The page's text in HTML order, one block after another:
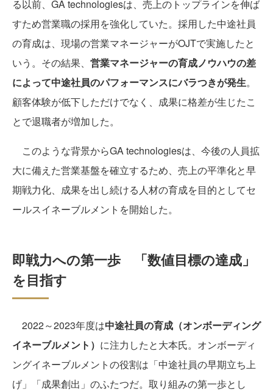
る以前、GA technologiesは、売上のトップラインを伸ば
すため営業職の採用を強化していた。採用した中途社員
の育成は、現場の営業マネージャーがOJTで実施したと
いう。その結果、 営業マネージャーの育成ノウハウの差
によって中途社員のパフォーマンスにバラつきが発生。
顧客体験が低下しただけでなく、成果に格差が生じたこ
とで退職者が増加した。
このような背景からGA technologiesは、今後の人員拡
大に備えた営業基盤を確立するため、売上の平準化と早
期戦力化、成果を出し続ける人材の育成を目的としてセ
ールスイネーブルメントを開始した。
即戦力への第一歩 「数値目標の達成」
を目指す
2022～2023年度は中途社員の育成（オンボーディング
イネーブルメント） に注力したと大本氏。オンボーディ
ングイネーブルメントの役割は「中途社員の早期立ち上
げ」「成果創出」のふたつだ。取り組みの第一歩とし